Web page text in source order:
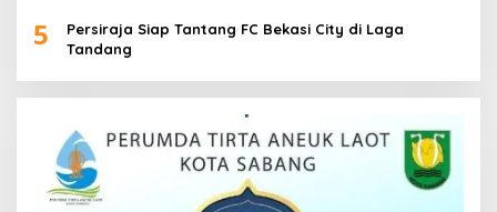
5
Persiraja Siap Tantang FC Bekasi City di Laga
Tandang